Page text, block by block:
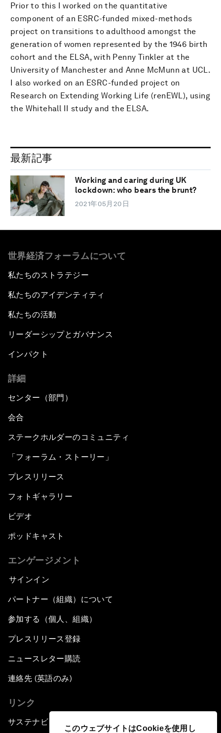
このウェブサイトはCookieを使用し
Prior to this I worked on the quantitative
component of an ESRC-funded mixed-methods
project on transitions to adulthood amongst the
generation of women represented by the 1946 birth
cohort and the ELSA, with Penny Tinkler at the
University of Manchester and Anne McMunn at UCL.
I also worked on an ESRC-funded project on
Research on Extending Working Life (renEWL), using
the Whitehall II study and the ELSA.
最新記事
Working and caring during UK
lockdown: who bears the brunt?
2021年05月20日
世界経済フォーラムについて
私たちのストラテジー
私たちのアイデンティティ
私たちの活動
リーダーシップとガバナンス
インパクト
詳細
センター（部門）
会合
ステークホルダーのコミュニティ
「フォーラム・ストーリー」
プレスリリース
フォトギャラリー
ビデオ
ポッドキャスト
エンゲージメント
サインイン
パートナー（組織）について
参加する（個人、組織）
プレスリリース登録
ニュースレター購読
連絡先 (英語のみ)
リンク
サステナビリティへの取り組み